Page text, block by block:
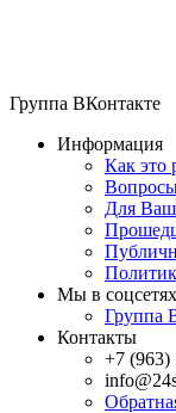
Группа ВКонтакте
Информация
Как это
Для
Мы в соцсетях
Группа
Контакты
+7 (963)